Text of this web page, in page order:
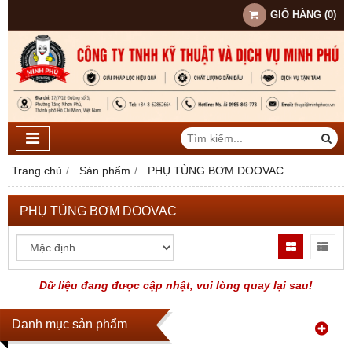
GIỎ HÀNG (0)
Trang chủ Sản phẩm PHỤ TÙNG BƠM DOOVAC
Danh mục sản phẩm
PHỤ TÙNG BƠM DOOVAC
Dữ liệu đang được cập nhật, vui lòng quay lại sau!